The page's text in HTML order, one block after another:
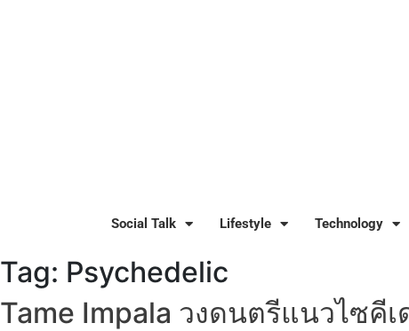
Social Talk Lifestyle Technology
Tag: Psychedelic
Tame Impala วงดนตรีแนวไซคี